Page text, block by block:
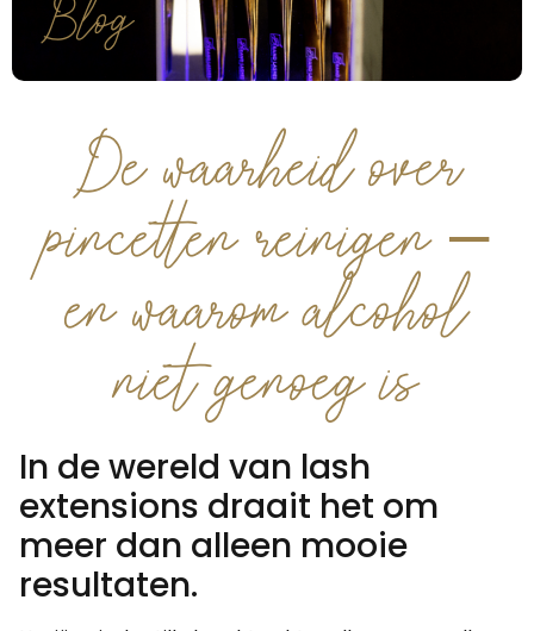
Blog
De waarheid over
pincetten reinigen –
en waarom alcohol
niet genoeg is
In de wereld van lash
extensions draait het om
meer dan alleen mooie
resultaten.